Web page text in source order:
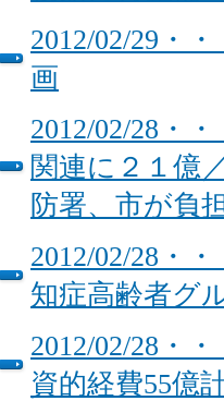
2012/02/29・
画
2012/02/28・
関連に２１億
防署、市が負
2012/02/28・
知症高齢者グ
2012/02/28・
資的経費55億